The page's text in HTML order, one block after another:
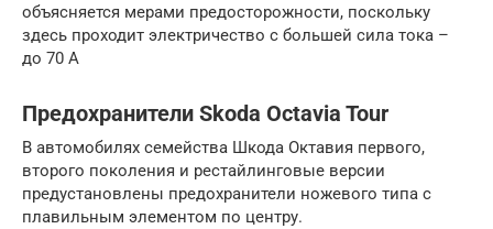
объясняется мерами предосторожности, поскольку
здесь проходит электричество с большей сила тока –
до 70 А
Предохранители Skoda Octavia Tour
В автомобилях семейства Шкода Октавия первого,
второго поколения и рестайлинговые версии
предустановлены предохранители ножевого типа с
плавильным элементом по центру.